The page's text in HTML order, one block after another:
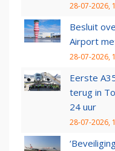
28-07-2026,
Besluit
Airport
28-07-2026,
Eerste
terug in
24 uur
28-07-2026,